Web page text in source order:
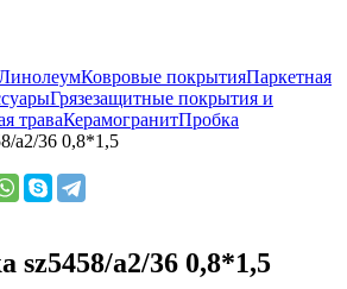
Ковровые покрытияПаркетная
Грязезащитные покрытия и
траваКерамогранитПробка
a2/36 0,8*1,5
sz5458/a2/36 0,8*1,5